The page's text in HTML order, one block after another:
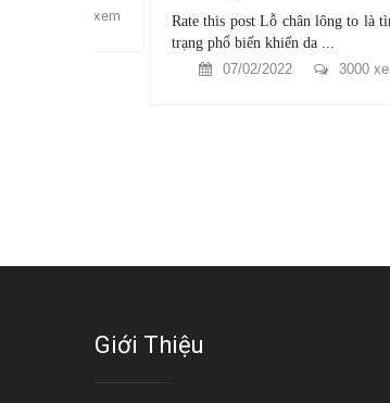
Rate this post Lỗ chân lông to là tình
trạng phổ biến khiến da ...
07/02/2022
3000 xem
Giới Thiệu